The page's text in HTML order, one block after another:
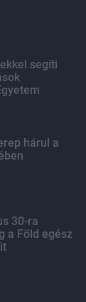
segíti
hárul a
30-ra
a Föld egész